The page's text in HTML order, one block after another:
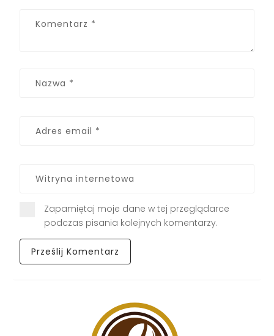
Zapamiętaj moje dane w tej przeglądarce
podczas pisania kolejnych komentarzy.